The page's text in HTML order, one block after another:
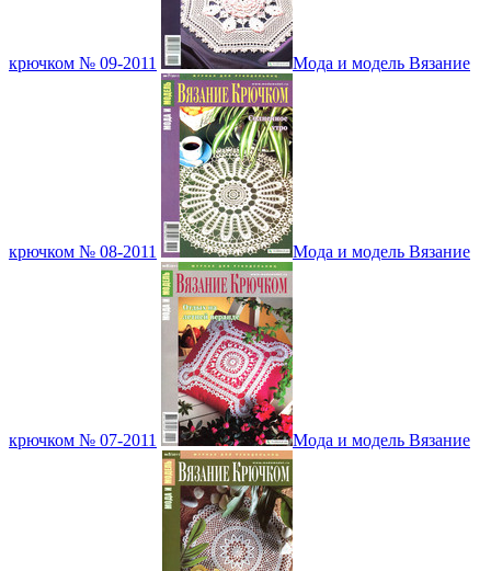
крючком № 09-2011 Мода и модель Вязание
крючком № 08-2011 Мода и модель Вязание
крючком № 07-2011 Мода и модель Вязание